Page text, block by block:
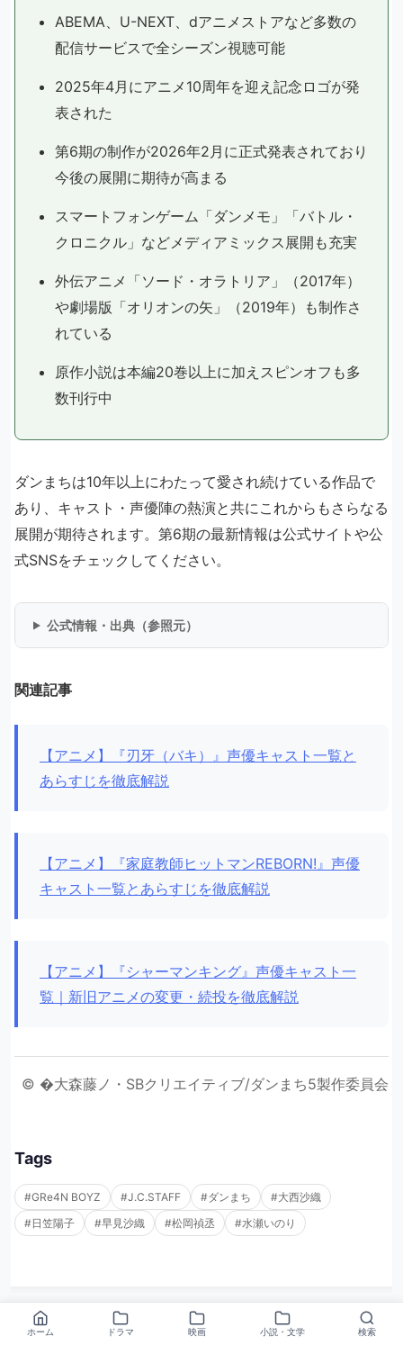
ABEMA、U-NEXT、dアニメストアなど多数の
配信サービスで全シーズン視聴可能
2025年4月にアニメ10周年を迎え記念ロゴが発
表された
第6期の制作が2026年2月に正式発表されており
今後の展開に期待が高まる
スマートフォンゲーム「ダンメモ」「バトル・
クロニクル」などメディアミックス展開も充実
外伝アニメ「ソード・オラトリア」（2017年）
や劇場版「オリオンの矢」（2019年）も制作さ
れている
原作小説は本編20巻以上に加えスピンオフも多
数刊行中
ダンまちは10年以上にわたって愛され続けている作品で
あり、キャスト・声優陣の熱演と共にこれからもさらなる
展開が期待されます。第6期の最新情報は公式サイトや公
式SNSをチェックしてください。
公式情報・出典（参照元）
関連記事
【アニメ】『刃牙（バキ）』声優キャスト一覧と
あらすじを徹底解説
【アニメ】『家庭教師ヒットマンREBORN!』声優
キャスト一覧とあらすじを徹底解説
【アニメ】『シャーマンキング』声優キャスト一
覧｜新旧アニメの変更・続投を徹底解説
© �大森藤ノ・SBクリエイティブ/ダンまち5製作委員会
Tags
#GRe4N BOYZ #J.C.STAFF #ダンまち
#大西沙織
#日笠陽子
#早見沙織 #松岡禎丞 #水瀬いのり
ホーム ドラマ 映画 小説・文学 検索